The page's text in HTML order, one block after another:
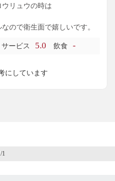
リュウの時は
ので衛生面で嬉しいです。
サービス 5.0 飲食 -
にしています
1